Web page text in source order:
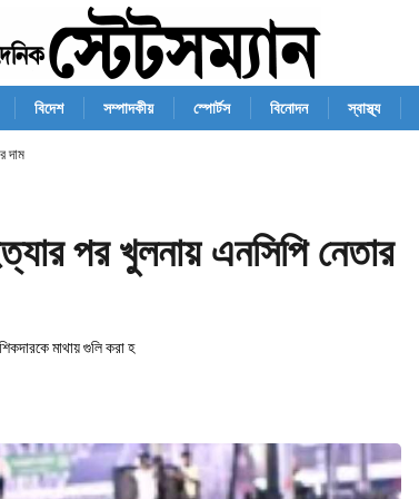
বিদেশ সম্পাদকীয় স্পোর্টস বিনোদন স্বাস্থ্য
দাম
পর খুলনায় এনসিপি নেতার
মাথায় গুলি করা হ